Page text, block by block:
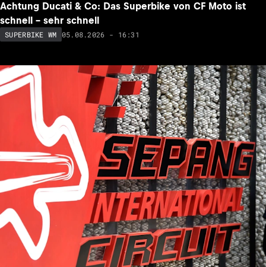
Achtung Ducati & Co: Das Superbike von CF Moto ist
schnell – sehr schnell
SUPERBIKE WM 05.08.2026 - 16:31